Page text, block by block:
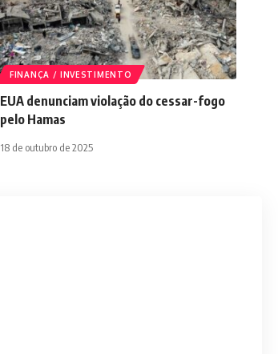
FINANÇA / INVESTIMENTO
EUA denunciam violação do cessar-fogo
pelo Hamas
18 de outubro de 2025